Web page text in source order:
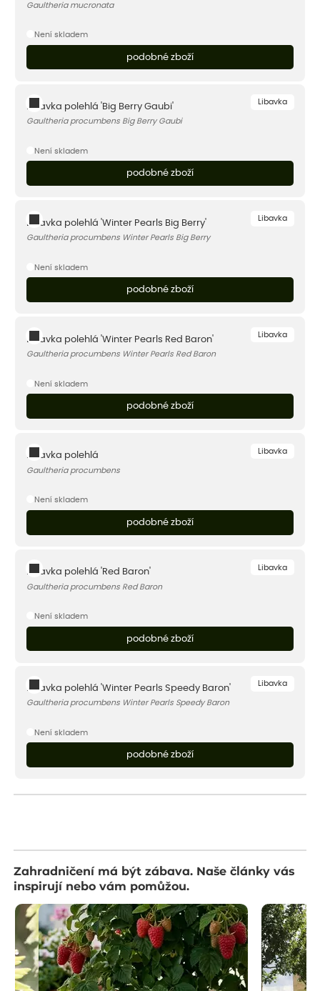
Gaultheria mucronata
Není skladem
podobné zboží
Libavka
Libavka polehlá 'Big Berry Gaubi'
Gaultheria procumbens Big Berry Gaubi
Není skladem
podobné zboží
Libavka
Libavka polehlá 'Winter Pearls Big Berry'
Gaultheria procumbens Winter Pearls Big Berry
Není skladem
podobné zboží
Libavka
Libavka polehlá 'Winter Pearls Red Baron'
Gaultheria procumbens Winter Pearls Red Baron
Není skladem
podobné zboží
Libavka
Libavka polehlá
Gaultheria procumbens
Není skladem
podobné zboží
Libavka
Libavka polehlá 'Red Baron'
Gaultheria procumbens Red Baron
Není skladem
podobné zboží
Libavka
Libavka polehlá 'Winter Pearls Speedy Baron'
Gaultheria procumbens Winter Pearls Speedy Baron
Není skladem
podobné zboží
Zahradničení má být zábava. Naše články vás
inspirují nebo vám pomůžou.